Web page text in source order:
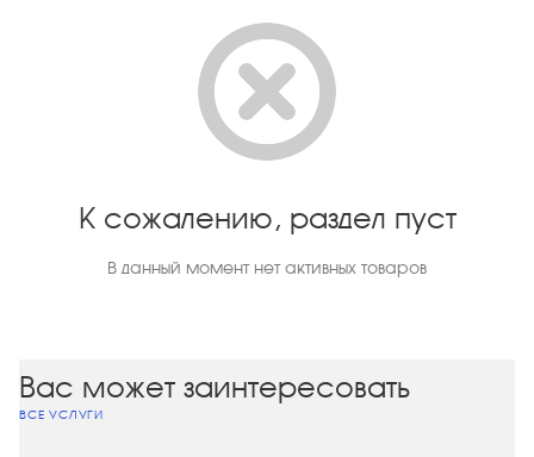
К сожалению, раздел пуст
В данный момент нет активных товаров
Вас может заинтересовать
ВСЕ УСЛУГИ